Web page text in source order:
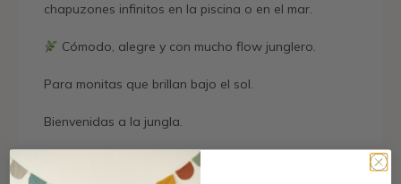
chapuzones infinitos en la piscina o en el mar.
Cómodo, alegre y con mucho flow junglero.
Para monitas que brillan bajo el sol.
Bienvenidas a la jungla.